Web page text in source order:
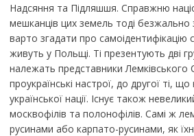
Надсяння та Підляшшя. Справжню
мешканців цих земель тоді безжально
варто згадати про самоідентифікацію
живуть у Польщі. Ті презентують дві
належать представники
проукраїнські настрої, до другої ті,
української нації. Існує також
москвофілів та полонофілів. Самі ж
русинами або карпато-русинами, як